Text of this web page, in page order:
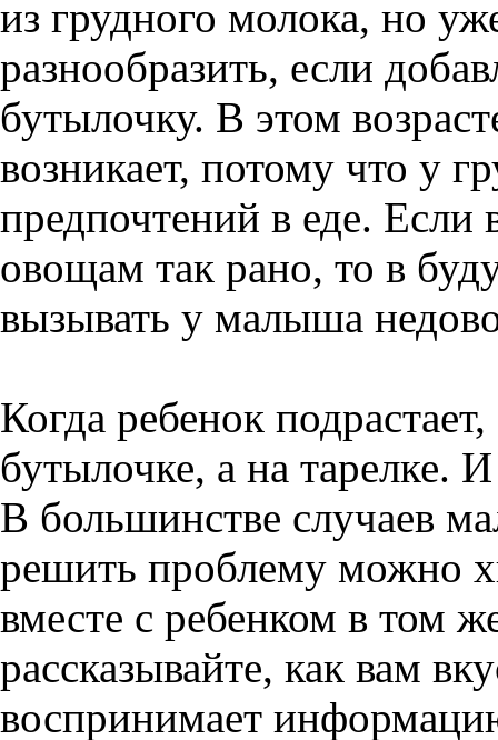
из грудного молока, но
разнообразить, если
бутылочку. В этом
возникает, потому что у
предпочтений в еде. Если
овощам так рано, то в
вызывать у малыша
Когда ребенок
бутылочке, а на тарелке.
В большинстве случаев
решить проблему можно
вместе с ребенком в том
рассказывайте, как вам
воспринимает